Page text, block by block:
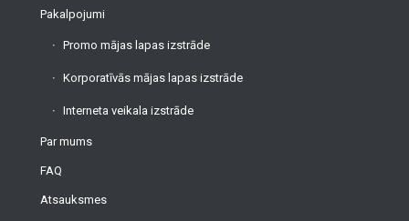
Pakalpojumi
Promo mājas lapas izstrāde
Korporatīvās mājas lapas izstrāde
Interneta veikala izstrāde
Par mums
FAQ
Atsauksmes